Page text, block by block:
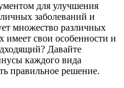
для улучшения
заболеваний и
множество различных
имеет свои особенности и
Давайте
каждого вида
правильное решение.